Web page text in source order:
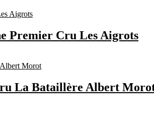
Premier Cru Les Aigrots
La Bataillère Albert